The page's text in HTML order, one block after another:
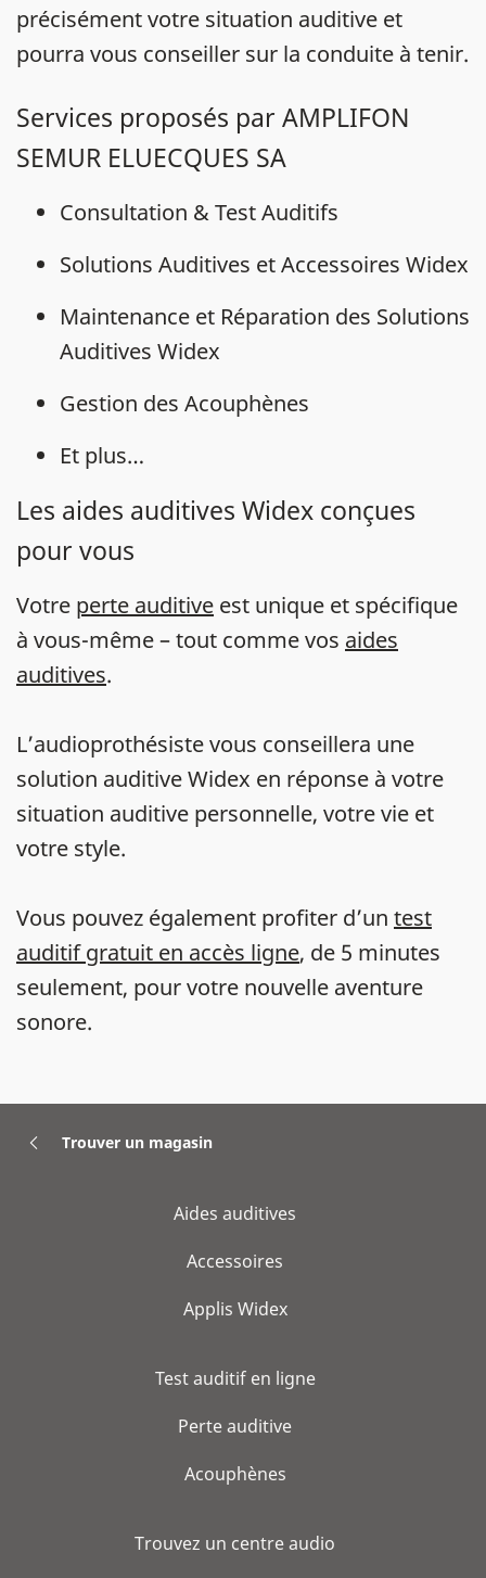
précisément votre situation auditive et
pourra vous conseiller sur la conduite à tenir.
Services proposés par AMPLIFON
SEMUR ELUECQUES SA
Consultation & Test Auditifs
Solutions Auditives et Accessoires Widex
Maintenance et Réparation des Solutions
Auditives Widex
Gestion des Acouphènes
Et plus…
Les aides auditives Widex conçues
pour vous
Votre perte auditive est unique et spécifique
à vous-même – tout comme vos aides
auditives.
L’audioprothésiste vous conseillera une
solution auditive Widex en réponse à votre
situation auditive personnelle, votre vie et
votre style.
Vous pouvez également profiter d’un test
auditif gratuit en accès ligne, de 5 minutes
seulement, pour votre nouvelle aventure
sonore.
Trouver un magasin
Aides auditives
Accessoires
Applis Widex
Test auditif en ligne
Perte auditive
Acouphènes
Trouvez un centre audio